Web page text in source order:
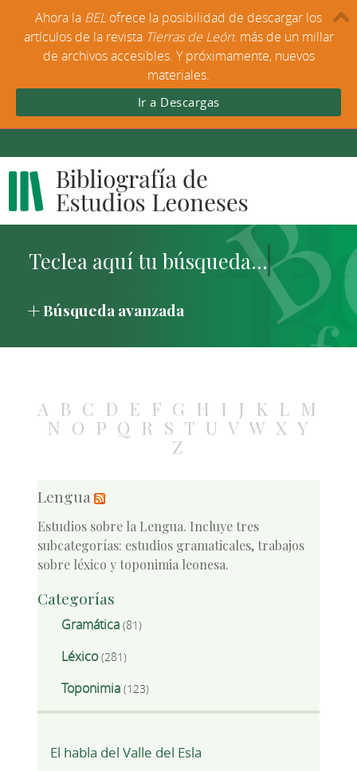
Búsqueda avanzada
A B C D E F G H I J K L M
N O P Q R S T U V W X Y
Z
Lengua
Estudios sobre la Lengua. Incluye tres
subcategorías: estudios gramaticales, trabajos
sobre léxico y toponimia leonesa.
Categorías
Gramática (81)
Léxico (281)
Toponimia (123)
El habla del Valle del Esla
Ahora la BEL ofrece la posibilidad de descargar los
artículos de la revista Tierras de León: más de un millar
de archivos accesibles. Y próximamente, nuevos
materiales.
Ir a Descargas